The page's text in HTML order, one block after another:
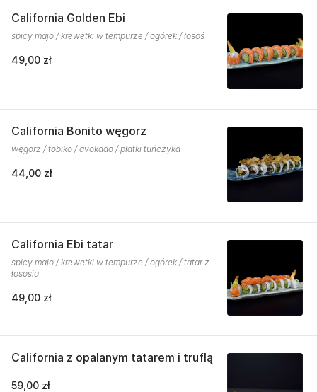
California Golden Ebi
spicy majo / krewetki w tempurze / ogórek / łosoś
49,00 zł
California Bonito węgorz
węgorz / tobiko / avokado / płatki tuńczyka
44,00 zł
California Ebi tatar
spicy majo / krewetki w tempurze / ogórek / tatar z
łososia
49,00 zł
California z opalanym tatarem i truflą
59,00 zł